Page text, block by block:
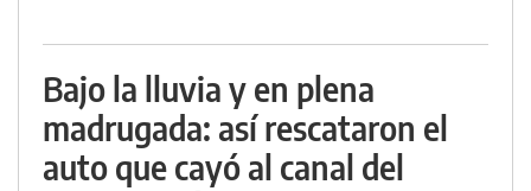
Bajo la lluvia y en plena
madrugada: así rescataron el
auto que cayó al canal del